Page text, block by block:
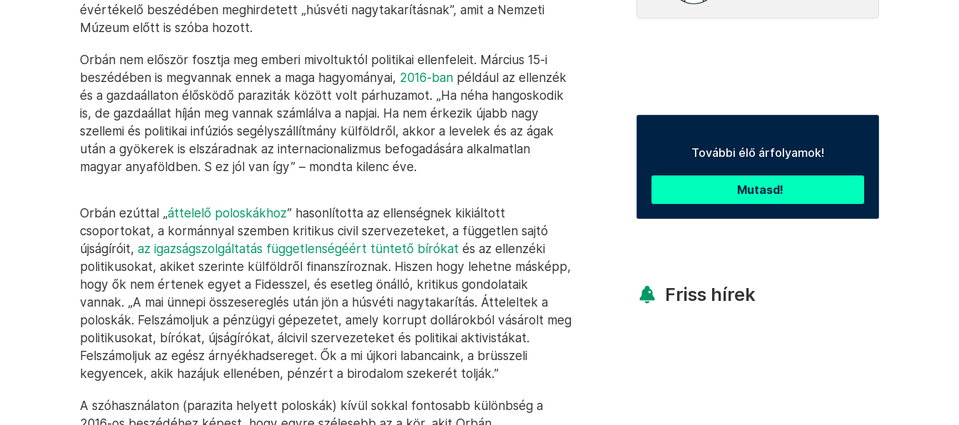
évértékelő beszédében meghirdetett „húsvéti nagytakarításnak”, amit a Nemzeti
Múzeum előtt is szóba hozott.
Orbán nem először fosztja meg emberi mivoltuktól politikai ellenfeleit. Március 15-i
beszédében is megvannak ennek a maga hagyományai, 2016-ban például az ellenzék
és a gazdaállaton élősködő paraziták között volt párhuzamot. „Ha néha hangoskodik
is, de gazdaállat híján meg vannak számlálva a napjai. Ha nem érkezik újabb nagy
szellemi és politikai infúziós segélyszállítmány külföldről, akkor a levelek és az ágak
után a gyökerek is elszáradnak az internacionalizmus befogadására alkalmatlan
magyar anyaföldben. S ez jól van így” – mondta kilenc éve.
Orbán ezúttal „áttelelő poloskákhoz” hasonlította az ellenségnek kikiáltott
csoportokat, a kormánnyal szemben kritikus civil szervezeteket, a független sajtó
újságíróit, az igazságszolgáltatás függetlenségéért tüntető bírókat és az ellenzéki
politikusokat, akiket szerinte külföldről finanszíroznak. Hiszen hogy lehetne másképp,
hogy ők nem értenek egyet a Fidesszel, és esetleg önálló, kritikus gondolataik
vannak. „A mai ünnepi összesereglés után jön a húsvéti nagytakarítás. Átteleltek a
poloskák. Felszámoljuk a pénzügyi gépezetet, amely korrupt dollárokból vásárolt meg
politikusokat, bírókat, újságírókat, álcivil szervezeteket és politikai aktivistákat.
Felszámoljuk az egész árnyékhadsereget. Ők a mi újkori labancaink, a brüsszeli
kegyencek, akik hazájuk ellenében, pénzért a birodalom szekerét tolják.”
A szóhasználaton (parazita helyett poloskák) kívül sokkal fontosabb különbség a
További élő árfolyamok!
Mutasd!
Friss hírek